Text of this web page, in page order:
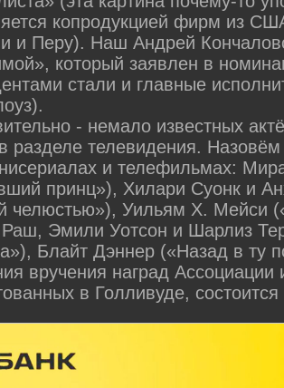
копродукцией фирм из
и Перу). Наш Андрей
который заявлен в
стали и главные
- немало известных
разделе телевидения.
и телефильмах:
принц»), Хилари Суонк и
челюстью»), Уильям Х. Мейси
Эмили Уотсон и Шарлиз
Блайт Дэннер («Назад в ту
вручения наград Ассоциации
в Голливуде,